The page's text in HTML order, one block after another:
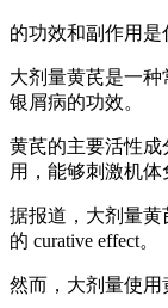
的功效和副作用是
大剂量黄芪是一
银屑病的功效。
黄芪的主要活性
用，能够刺激机体
据报道，大剂量
的 curative effect。
然而，大剂量使用